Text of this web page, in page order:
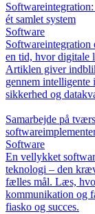
ét samlet system
Software
en tid, hvor digitale
Artiklen giver
gennem intelligente
sikkerhed og
Samarbejde på
Software
En vellykket
teknologi – den
fælles mål. Læs,
kommunikation og
fiasko og succes.